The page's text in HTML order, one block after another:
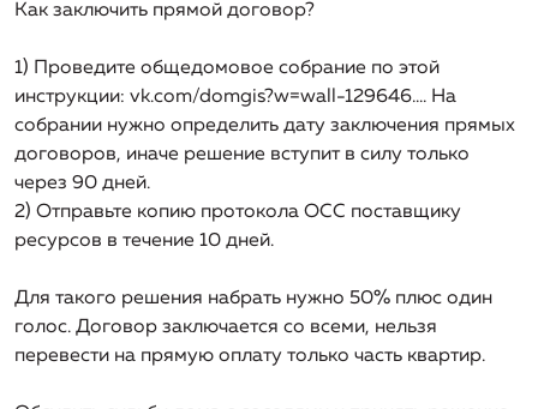
Как заключить прямой договор?
1) Проведите общедомовое собрание по этой
инструкции: vk.com/domgis?w=wall-129646.... На
собрании нужно определить дату заключения прямых
договоров, иначе решение вступит в силу только
через 90 дней.
2) Отправьте копию протокола ОСС поставщику
ресурсов в течение 10 дней.
Для такого решения набрать нужно 50% плюс один
голос. Договор заключается со всеми, нельзя
перевести на прямую оплату только часть квартир.